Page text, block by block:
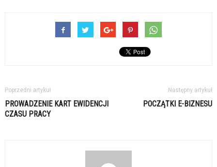
Poprzedni artykuł
PROWADZENIE KART EWIDENCJI
CZASU PRACY
Następny artykuł
POCZĄTKI E-BIZNESU